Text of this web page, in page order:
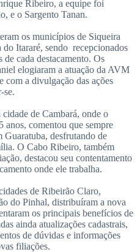
Ribeiro, a equipe foi
e o Sargento Tanan.
os municípios de Siqueira
do Itararé, sendo recepcionados
de cada destacamento. Os
elogiaram a atuação da AVM
a divulgação das ações
se.
de Cambará, onde o
anos, comentou que sempre
desfrutando de
O Cabo Ribeiro, também
destacou seu contentamento
onde ele trabalha.
de Ribeirão Claro,
do Pinhal, distribuíram a nova
os principais benefícios de
ainda atualizações cadastrais,
de dúvidas e informações
filiações.